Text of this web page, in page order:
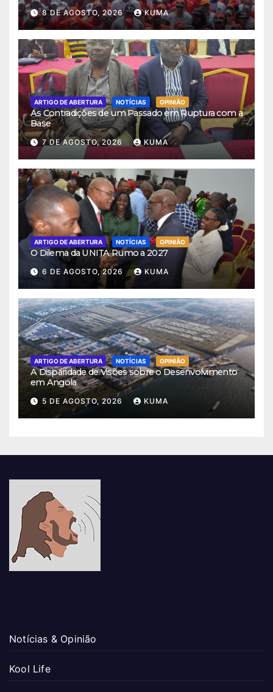
8 DE AGOSTO, 2026 KUMA
ARTIGO DE ABERTURA NOTÍCIAS OPINIÃO
As Contradições de um Passado em Ruptura com a
Base
7 DE AGOSTO, 2026 KUMA
ARTIGO DE ABERTURA NOTÍCIAS OPINIÃO
O Dilema da UNITA Rumo a 2027
6 DE AGOSTO, 2026 KUMA
ARTIGO DE ABERTURA NOTÍCIAS OPINIÃO
A Disparidade de Visões sobre o Desenvolvimento
em Angola
5 DE AGOSTO, 2026 KUMA
Notícias & Opinião
Kool Life